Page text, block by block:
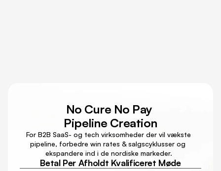
No Cure No Pay
Pipeline Creation
pipeline, forbedre win rates & salgscyklusser og
ekspandere ind i de nordiske markeder.
Betal Per Afholdt Kvalificeret Møde